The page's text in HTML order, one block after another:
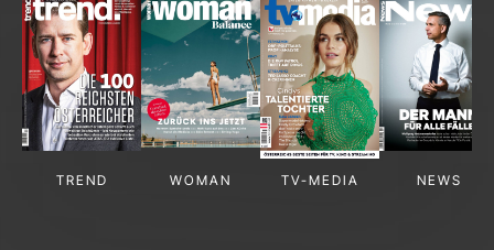
TREND WOMAN TV-MEDIA NEWS